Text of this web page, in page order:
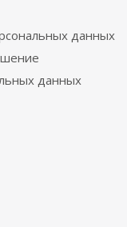
данных
данных